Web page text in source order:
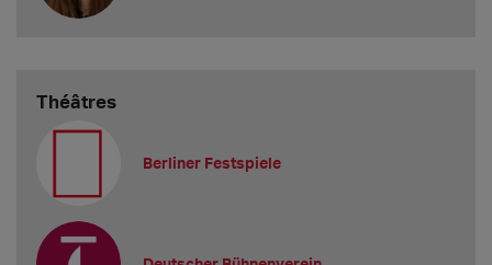
Théâtres
Berliner Festspiele